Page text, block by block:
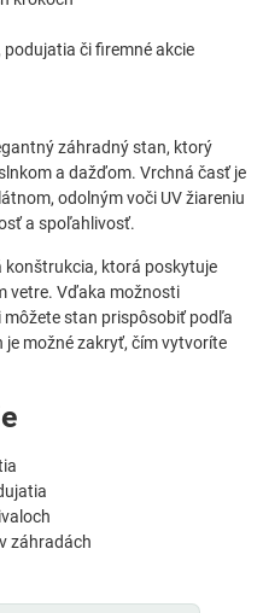
či firemné akcie
záhradný stan, ktorý
a dažďom. Vrchná časť je
odolným voči UV žiareniu
a spoľahlivosť.
konštrukcia, ktorá poskytuje
vetre. Vďaka možnosti
stan prispôsobiť podľa
možné zakryť, čím vytvoríte
záhradách